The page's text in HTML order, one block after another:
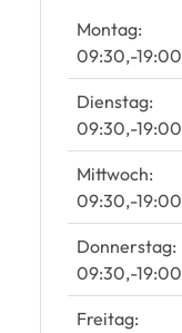
Montag:
09:30 -19:00
Dienstag:
09:30 -19:00
Mittwoch:
09:30 -19:00
Donnerstag:
09:30 -19:00
Freitag: